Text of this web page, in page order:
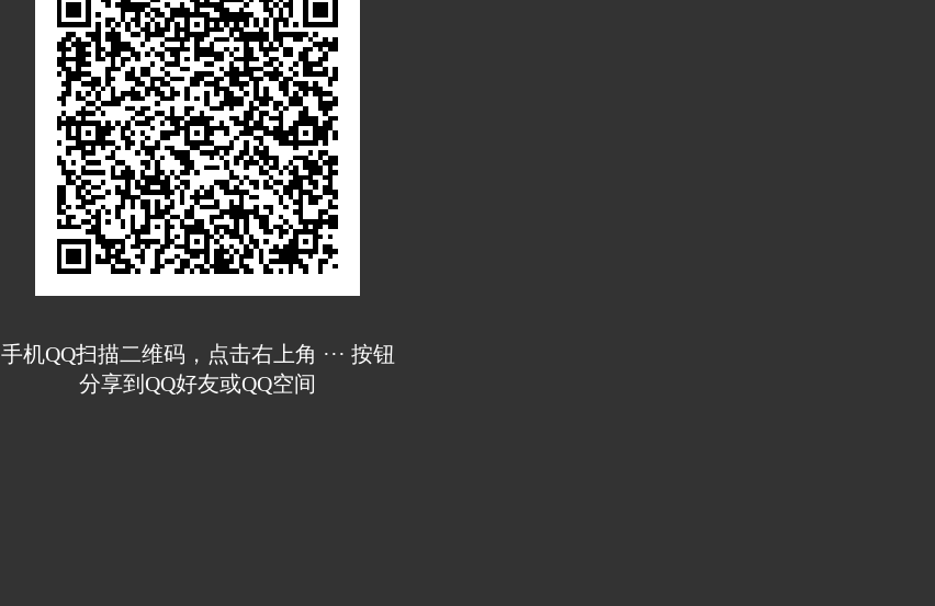
手机QQ扫描二维码，点击右上角 ··· 按钮
分享到QQ好友或QQ空间